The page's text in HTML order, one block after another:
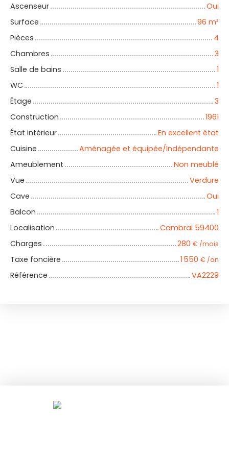
Ascenseur
Oui
Surface
96 m²
Pièces
4
Chambres
3
Salle de bains
1
WC
1
Étage
3
Construction
1961
État intérieur
En excellent état
Cuisine
Aménagée et équipée/Indépendante
Ameublement
Non meublé
Vue
Verdure
Cave
Oui
Balcon
1
Localisation
Cambrai 59400
Charges
280 € /mois
Taxe foncière 1 550 € /an
Référence VA2229